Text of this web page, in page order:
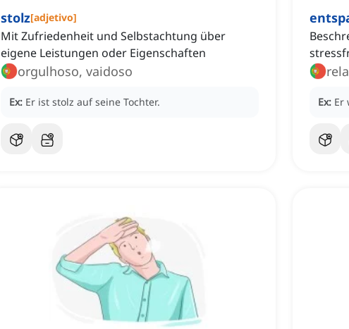
stolz[adjetivo]
Mit Zufriedenheit und Selbstachtung über
eigene Leistungen oder Eigenschaften
orgulhoso, vaidoso
Ex: Er ist stolz auf seine Tochter. Ex: Er